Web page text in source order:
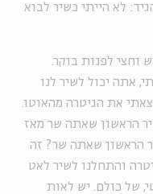
לא הייתי כשיר לבוא
וחצי לפנות בוקר.
אתה יכול לשיר לנו
את הגיטרה מהאוטו.
הראשון שאתה שר מאז
מה הוא השיר הראשון שאתה שר? זה
והתחלנו לשיר לאט
של כולם. יש לאות